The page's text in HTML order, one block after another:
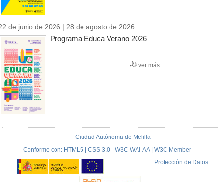
de junio de 2026 | 28 de agosto de 2026
Programa Educa Verano 2026
ver más
Ciudad Autónoma de Melilla
Conforme con: HTML5 | CSS 3.0 - W3C WAI-AA | W3C Member
Protección de Datos